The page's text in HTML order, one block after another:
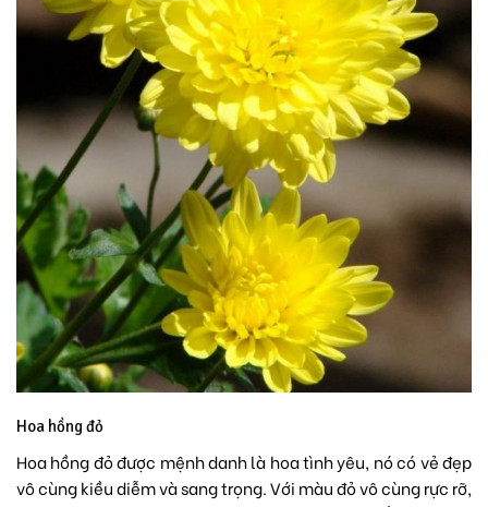
Hoa hồng đỏ
Hoa hồng đỏ được mệnh danh là hoa tình yêu, nó có vẻ đẹp
vô cùng kiều diễm và sang trọng. Với màu đỏ vô cùng rực rỡ,